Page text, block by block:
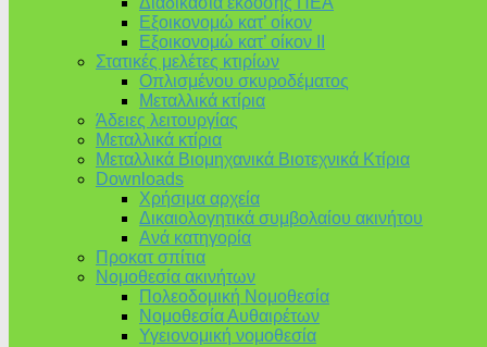
Εξοικονομώ κατ’ οίκoν
Εξοικονομώ κατ’ οίκον II
Στατικές μελέτες κτιρίων
Οπλισμένου σκυροδέματος
Μεταλλικά κτίρια
Άδειες λειτουργίας
Μεταλλικά κτίρια
Μεταλλικά Βιομηχανικά Βιοτεχνικά Κτίρια
Downloads
Χρήσιμα αρχεία
Δικαιολογητικά συμβολαίου ακινήτου
Ανά κατηγορία
Προκατ σπίτια
Νομοθεσία ακινήτων
Πολεοδομική Νομοθεσία
Νομοθεσία Αυθαιρέτων
Υγειονομική νομοθεσία